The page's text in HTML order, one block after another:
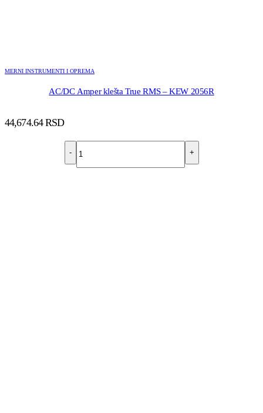
MERNI INSTRUMENTI I OPREMA
AC/DC Amper klešta True RMS – KEW 2056R
44,674.64RSD
- +